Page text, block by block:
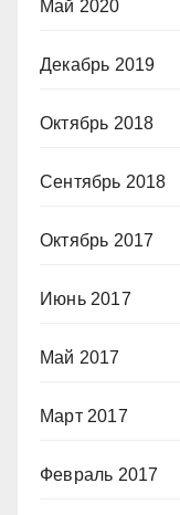
Май 2020
Декабрь 2019
Октябрь 2018
Сентябрь 2018
Октябрь 2017
Июнь 2017
Май 2017
Март 2017
Февраль 2017